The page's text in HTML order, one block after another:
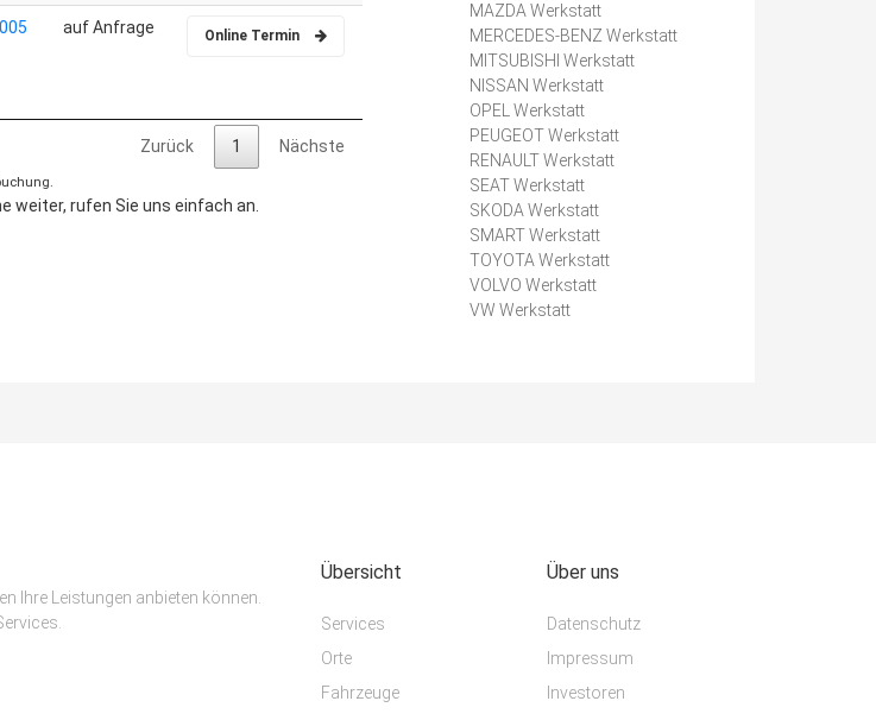
auf Anfrage Online Termin
Zurück 1 Nächste
weiter, rufen Sie uns einfach an.
MAZDA Werkstatt
MERCEDES-BENZ Werkstatt
MITSUBISHI Werkstatt
NISSAN Werkstatt
OPEL Werkstatt
PEUGEOT Werkstatt
RENAULT Werkstatt
SEAT Werkstatt
SKODA Werkstatt
SMART Werkstatt
TOYOTA Werkstatt
VOLVO Werkstatt
VW Werkstatt
Ihre Leistungen anbieten können.
Übersicht
Services
Orte
Fahrzeuge
Über uns
Datenschutz
Impressum
Investoren